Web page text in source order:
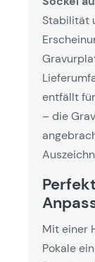
Stabilität
entfällt
– die
Mit einer
Pokale